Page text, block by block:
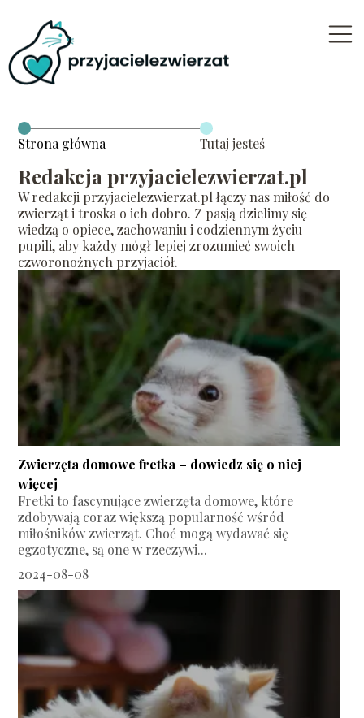
Strona główna Tutaj jesteś
Redakcja przyjacielezwierzat.pl
W redakcji przyjacielezwierzat.pl łączy nas miłość do
zwierząt i troska o ich dobro. Z pasją dzielimy się
wiedzą o opiece, zachowaniu i codziennym życiu
pupili, aby każdy mógł lepiej zrozumieć swoich
czworonożnych przyjaciół.
Zwierzęta domowe fretka – dowiedz się o niej
więcej
Fretki to fascynujące zwierzęta domowe, które
zdobywają coraz większą popularność wśród
miłośników zwierząt. Choć mogą wydawać się
egzotyczne, są one w rzeczywi...
2024-08-08